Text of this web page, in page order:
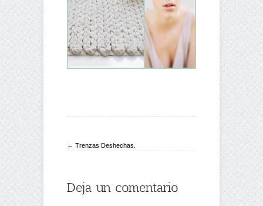
← Trenzas Deshechas.
Deja un comentario